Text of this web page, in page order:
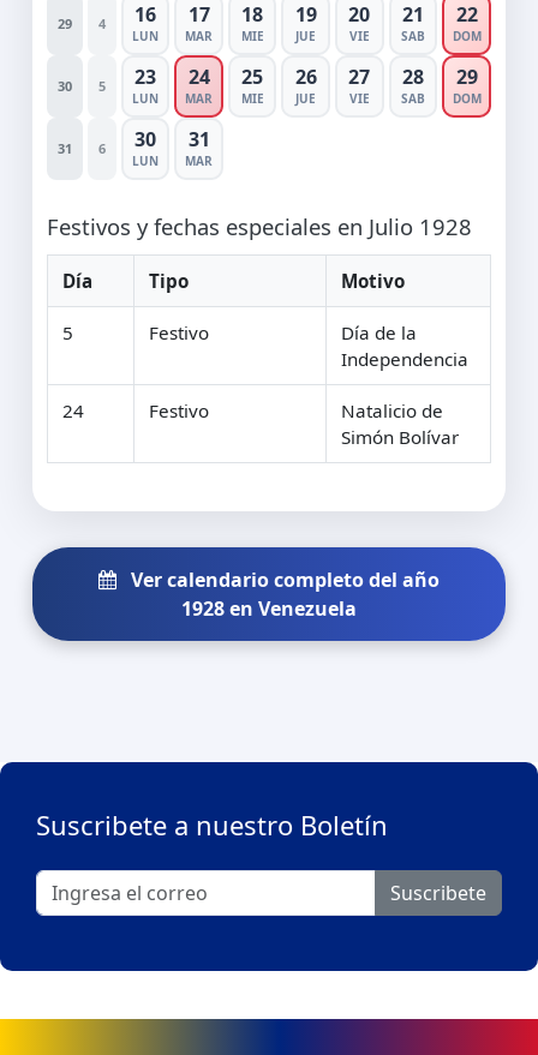
29 4 16
LUN
17
MAR
18
MIE
19
JUE
20
VIE
21
SAB
22
DOM
30 5 23
LUN
24
MAR
25
MIE
26
JUE
27
VIE
28
SAB
29
DOM
31 6 30
LUN
31
MAR
Festivos y fechas especiales en Julio 1928
Día Tipo Motivo
5 Festivo
Día de la
Independencia
24 Festivo
Natalicio de
Simón Bolívar
Ver calendario completo del año
1928 en Venezuela
Suscribete a nuestro Boletín
Suscribete